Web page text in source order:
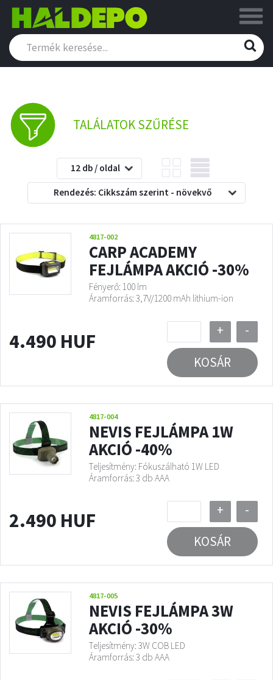
TALÁLATOK SZŰRÉSE
12 db / oldal
Rendezés: Cikkszám szerint - növekvő
4817-002
CARP ACADEMY
FEJLÁMPA AKCIÓ -30%
Fényerő: 100 lm
Áramforrás: 3,7V/1200 mAh lithium-ion
4.490 HUF +
-
KOSÁR
4817-004
NEVIS FEJLÁMPA 1W
AKCIÓ -40%
Teljesítmény: Fókuszálható 1W LED
Áramforrás: 3 db AAA
2.490 HUF +
-
KOSÁR
4817-005
NEVIS FEJLÁMPA 3W
AKCIÓ -30%
Teljesítmény: 3W COB LED
Áramforrás: 3 db AAA